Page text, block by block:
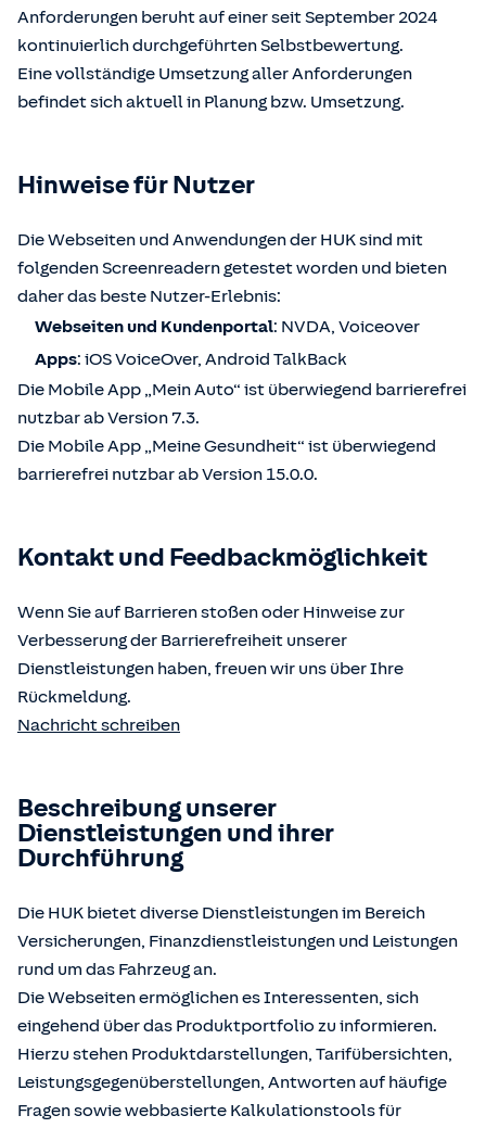
Anforderungen beruht auf einer seit September 2024
kontinuierlich durchgeführten Selbstbewertung.
Eine vollständige Umsetzung aller Anforderungen
befindet sich aktuell in Planung bzw. Umsetzung.
Hinweise für Nutzer
Die Webseiten und Anwendungen der HUK sind mit
folgenden Screenreadern getestet worden und bieten
daher das beste Nutzer-Erlebnis:
Webseiten und Kundenportal: NVDA, Voiceover
Apps: iOS VoiceOver, Android TalkBack
Die Mobile App „Mein Auto“ ist überwiegend barrierefrei
nutzbar ab Version 7.3.
Die Mobile App „Meine Gesundheit“ ist überwiegend
barrierefrei nutzbar ab Version 15.0.0.
Kontakt und Feedbackmöglichkeit
Wenn Sie auf Barrieren stoßen oder Hinweise zur
Verbesserung der Barrierefreiheit unserer
Dienstleistungen haben, freuen wir uns über Ihre
Rückmeldung.
Nachricht schreiben
Beschreibung unserer
Dienstleistungen und ihrer
Durchführung
Die HUK bietet diverse Dienstleistungen im Bereich
Versicherungen, Finanzdienstleistungen und Leistungen
rund um das Fahrzeug an.
Die Webseiten ermöglichen es Interessenten, sich
eingehend über das Produktportfolio zu informieren.
Hierzu stehen Produktdarstellungen, Tarifübersichten,
Leistungsgegenüberstellungen, Antworten auf häufige
Fragen sowie webbasierte Kalkulationstools für